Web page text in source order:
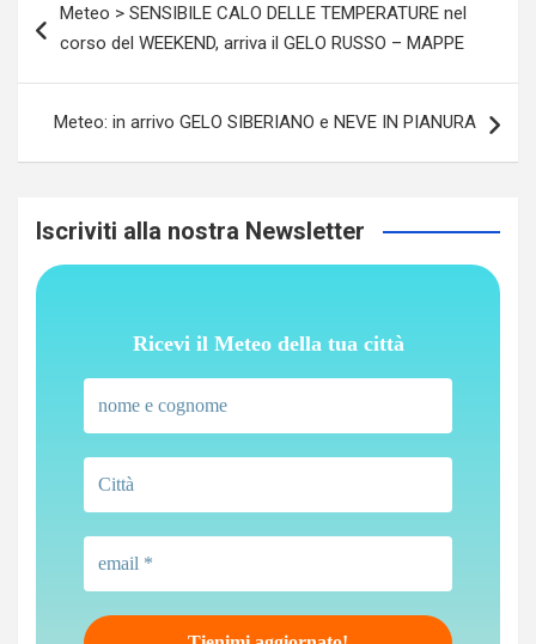
articoli
Meteo > SENSIBILE CALO DELLE TEMPERATURE nel
corso del WEEKEND, arriva il GELO RUSSO – MAPPE
Meteo: in arrivo GELO SIBERIANO e NEVE IN PIANURA
Iscriviti alla nostra Newsletter
Ricevi il Meteo della tua città